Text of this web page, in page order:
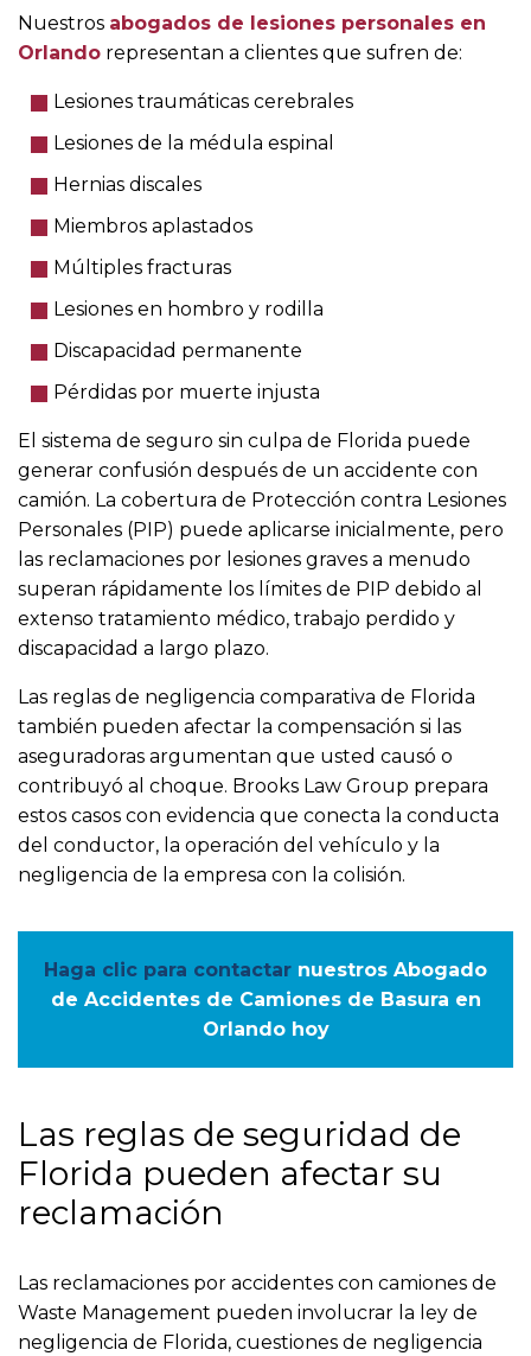
Nuestros abogados de lesiones personales en
Orlando representan a clientes que sufren de:
Lesiones traumáticas cerebrales
Lesiones de la médula espinal
Hernias discales
Miembros aplastados
Múltiples fracturas
Lesiones en hombro y rodilla
Discapacidad permanente
Pérdidas por muerte injusta
El sistema de seguro sin culpa de Florida puede
generar confusión después de un accidente con
camión. La cobertura de Protección contra Lesiones
Personales (PIP) puede aplicarse inicialmente, pero
las reclamaciones por lesiones graves a menudo
superan rápidamente los límites de PIP debido al
extenso tratamiento médico, trabajo perdido y
discapacidad a largo plazo.
Las reglas de negligencia comparativa de Florida
también pueden afectar la compensación si las
aseguradoras argumentan que usted causó o
contribuyó al choque. Brooks Law Group prepara
estos casos con evidencia que conecta la conducta
del conductor, la operación del vehículo y la
negligencia de la empresa con la colisión.
Haga clic para contactar nuestros Abogado
de Accidentes de Camiones de Basura en
Orlando hoy
Las reglas de seguridad de
Florida pueden afectar su
reclamación
Las reclamaciones por accidentes con camiones de
Waste Management pueden involucrar la ley de
negligencia de Florida, cuestiones de negligencia